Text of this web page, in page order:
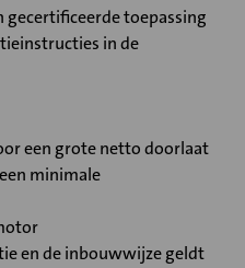
gecertificeerde toepassing
in de
een grote netto doorlaat
minimale
en de inbouwwijze geldt